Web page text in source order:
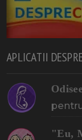
APLICATII
"Eu,